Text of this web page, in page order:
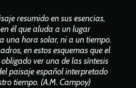
resumido en sus esencias,
él que aluda a un lugar
una hora solar, ni a un tiempo.
en estos esquemas que el
ver una de las síntesis
paisaje español interpretado
tiempo. (A.M. Campoy)